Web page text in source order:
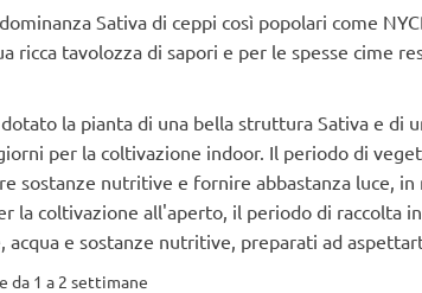
Sativa di ceppi così popolari come
ricca tavolozza di sapori e per le spesse cime
la pianta di una bella struttura Sativa e di
per la coltivazione indoor. Il periodo di
sostanze nutritive e fornire abbastanza luce, in
la coltivazione all'aperto, il periodo di raccolta
acqua e sostanze nutritive, preparati ad
da 1 a 2 settimane